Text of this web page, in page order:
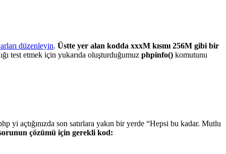
düzenleyin. Üstte yer alan kodda xxxM kısmı 256M gibi bir
test etmek için yukarıda oluşturduğumuz phpinfo() komutunu
yi açtığınızda son satırlara yakın bir yerde “Hepsi bu kadar. Mutlu
çözümü için gerekli kod: